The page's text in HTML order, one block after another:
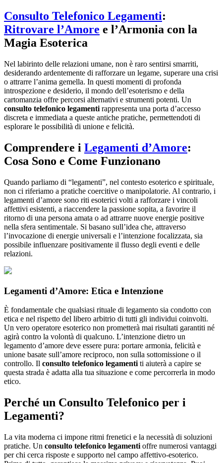
Consulto Telefonico Legamenti:
Ritrovare l’Amore e l’Armonia con la
Magia Esoterica
Nel labirinto delle relazioni umane, non è raro sentirsi smarriti,
desiderando ardentemente di rafforzare un legame, superare una crisi
o attrarre l’anima gemella. In questi momenti di profonda
introspezione e desiderio, il mondo dell’esoterismo e della
cartomanzia offre percorsi alternativi e strumenti potenti. Un
consulto telefonico legamenti rappresenta una porta d’accesso
discreta e immediata a queste antiche pratiche, permettendoti di
esplorare le possibilità di unione e felicità.
Comprendere i Legamenti d’Amore:
Cosa Sono e Come Funzionano
Quando parliamo di “legamenti”, nel contesto esoterico e spirituale,
non ci riferiamo a pratiche coercitive o manipolatorie. Al contrario, i
legamenti d’amore sono riti esoterici volti a rafforzare i vincoli
affettivi esistenti, a riaccendere la passione sopita, a favorire il
ritorno di una persona amata o ad attrarre nuove energie positive
nella sfera sentimentale. Si basano sull’idea che, attraverso
l’invocazione di energie universali e l’intenzione focalizzata, sia
possibile influenzare positivamente il flusso degli eventi e delle
relazioni.
Legamenti d’Amore: Etica e Intenzione
È fondamentale che qualsiasi rituale di legamento sia condotto con
etica e nel rispetto del libero arbitrio di tutti gli individui coinvolti.
Un vero operatore esoterico non prometterà mai risultati garantiti né
agirà contro la volontà di qualcuno. L’intenzione dietro un
legamento d’amore deve essere pura: portare armonia, felicità e
unione basate sull’amore reciproco, non sulla sottomissione o il
controllo. Il consulto telefonico legamentiti aiuterà a capire se
questa strada è adatta alla tua situazione e come percorrerla in modo
etico.
Perché un Consulto Telefonico per i
Legamenti?
La vita moderna ci impone ritmi frenetici e la necessità di soluzioni
pratiche. Un consulto telefonico legamenti offre numerosi vantaggi
per chi cerca risposte e supporto nel campo affettivo-esoterico.